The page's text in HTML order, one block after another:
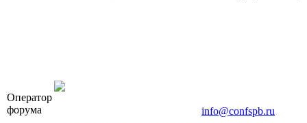
Оператор
форума
info@confspb.ru